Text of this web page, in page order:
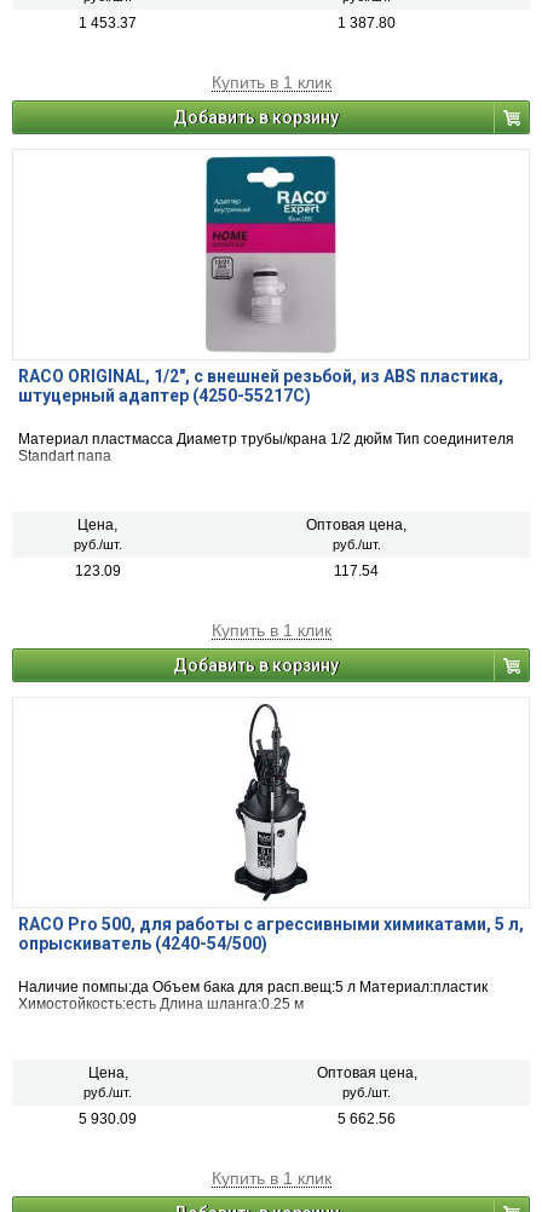
1 453.37 1 387.80
Купить в 1 клик
Добавить в корзину
RACO ORIGINAL, 1/2″, с внешней резьбой, из ABS пластика,
штуцерный адаптер (4250-55217C)
Материал пластмасса Диаметр трубы/крана 1/2 дюйм Тип соединителя
Standart папа
Цена,
руб./шт.
Оптовая цена,
руб./шт.
123.09 117.54
Купить в 1 клик
Добавить в корзину
RACO Pro 500, для работы с агрессивными химикатами, 5 л,
опрыскиватель (4240-54/500)
Наличие помпы:да Объем бака для расп.вещ:5 л Материал:пластик
Химостойкость:есть Длина шланга:0.25 м
Цена,
руб./шт.
Оптовая цена,
руб./шт.
5 930.09 5 662.56
Купить в 1 клик